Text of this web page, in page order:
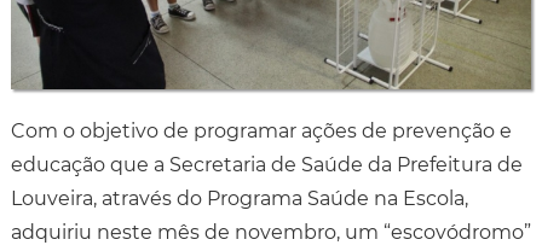
Com o objetivo de programar ações de prevenção e
educação que a Secretaria de Saúde da Prefeitura de
Louveira, através do Programa Saúde na Escola,
adquiriu neste mês de novembro, um “escovódromo”